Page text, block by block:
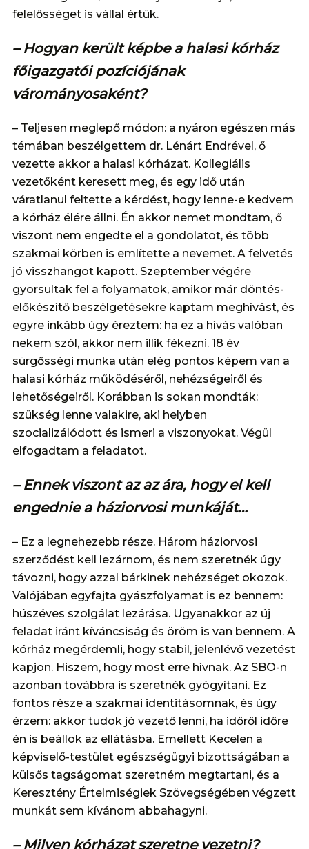
felelősséget is vállal értük.
– Hogyan került képbe a halasi kórház
főigazgatói pozíciójának
várományosaként?
– Teljesen meglepő módon: a nyáron egészen más
témában beszélgettem dr. Lénárt Endrével, ő
vezette akkor a halasi kórházat. Kollegiális
vezetőként keresett meg, és egy idő után
váratlanul feltette a kérdést, hogy lenne-e kedvem
a kórház élére állni. Én akkor nemet mondtam, ő
viszont nem engedte el a gondolatot, és több
szakmai körben is említette a nevemet. A felvetés
jó visszhangot kapott. Szeptember végére
gyorsultak fel a folyamatok, amikor már döntés-
előkészítő beszélgetésekre kaptam meghívást, és
egyre inkább úgy éreztem: ha ez a hívás valóban
nekem szól, akkor nem illik fékezni. 18 év
sürgősségi munka után elég pontos képem van a
halasi kórház működéséről, nehézségeiről és
lehetőségeiről. Korábban is sokan mondták:
szükség lenne valakire, aki helyben
szocializálódott és ismeri a viszonyokat. Végül
elfogadtam a feladatot.
– Ennek viszont az az ára, hogy el kell
engednie a háziorvosi munkáját…
– Ez a legnehezebb része. Három háziorvosi
szerződést kell lezárnom, és nem szeretnék úgy
távozni, hogy azzal bárkinek nehézséget okozok.
Valójában egyfajta gyászfolyamat is ez bennem:
húszéves szolgálat lezárása. Ugyanakkor az új
feladat iránt kíváncsiság és öröm is van bennem. A
kórház megérdemli, hogy stabil, jelenlévő vezetést
kapjon. Hiszem, hogy most erre hívnak. Az SBO-n
azonban továbbra is szeretnék gyógyítani. Ez
fontos része a szakmai identitásomnak, és úgy
érzem: akkor tudok jó vezető lenni, ha időről időre
én is beállok az ellátásba. Emellett Kecelen a
képviselő-testület egészségügyi bizottságában a
külsős tagságomat szeretném megtartani, és a
Keresztény Értelmiségiek Szövegségében végzett
munkát sem kívánom abbahagyni.
– Milyen kórházat szeretne vezetni?